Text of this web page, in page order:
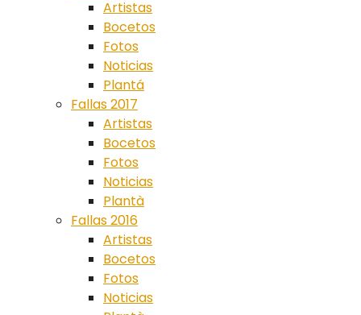
Artistas
Bocetos
Fotos
Noticias
Plantá
Fallas 2017
Artistas
Bocetos
Fotos
Noticias
Plantà
Fallas 2016
Artistas
Bocetos
Fotos
Noticias